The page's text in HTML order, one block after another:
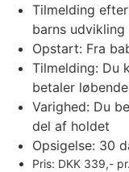
Tilmelding
barns udvikling
Opstart: Fra
Tilmelding: Du
betaler
Varighed: Du
del af holdet
Opsigelse: 30
Pris: DKK 339,-